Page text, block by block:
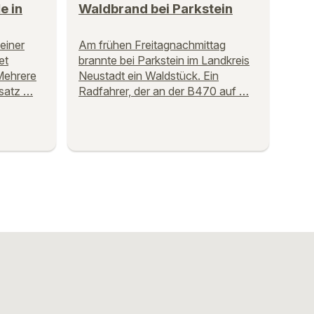
in
…
Waldbrand bei Parkstein
Am frühen Freitagnachmittag
brannte bei Parkstein im Landkreis
Neustadt ein Waldstück. Ein
Radfahrer, der an der B470 auf …